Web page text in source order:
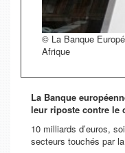
© La Banque
Afrique
La Banque
leur riposte contre le
10 milliards d’euros,
secteurs touchés par